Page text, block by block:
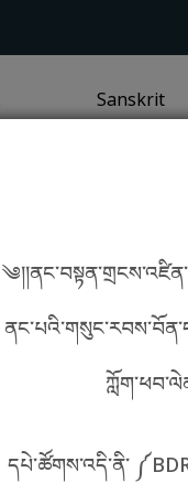
/ SEA TRADITION
GO TO
Sanskrit
དཔེ་ཚོགས་འདི་ནི་
phonetics!